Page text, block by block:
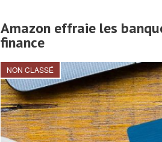
Amazon effraie les
finance
NON CLASSÉ